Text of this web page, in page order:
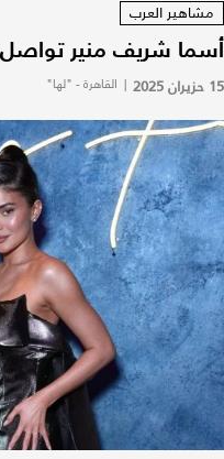
مشاهير العرب
أسما شريف منير تواصل
15 حزيران 2025 | القاهرة - "لها"